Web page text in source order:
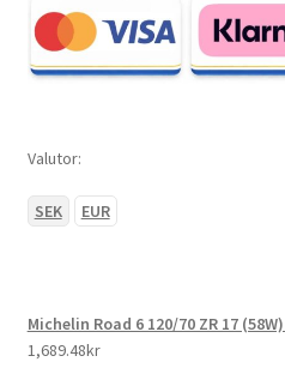
Valutor:
SEK EUR
Michelin Road 6 120/70 ZR 17
1,689.48kr